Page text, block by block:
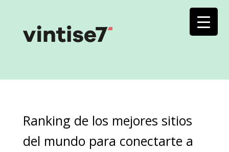
Ranking de los mejores sitios
del mundo para conectarte a